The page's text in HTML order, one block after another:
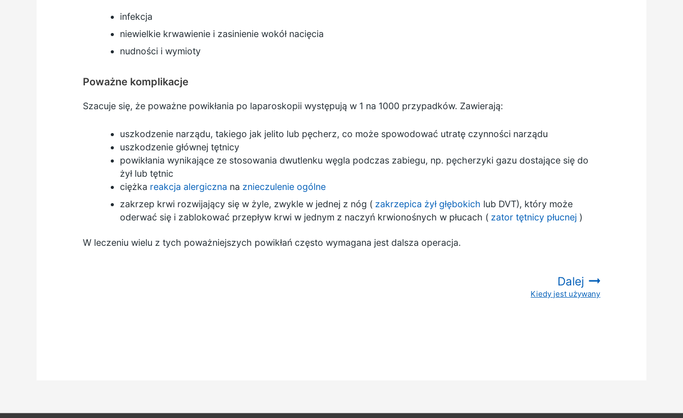
infekcja
niewielkie krwawienie i zasinienie wokół nacięcia
nudności i wymioty
Poważne komplikacje
Szacuje się, że poważne powikłania po laparoskopii występują w 1 na 1000 przypadków. Zawierają:
uszkodzenie narządu, takiego jak jelito lub pęcherz, co może spowodować utratę czynności narządu
uszkodzenie głównej tętnicy
powikłania wynikające ze stosowania dwutlenku węgla podczas zabiegu, np. pęcherzyki gazu dostające się do
żył lub tętnic
ciężka reakcja alergiczna na znieczulenie ogólne
zakrzep krwi rozwijający się w żyle, zwykle w jednej z nóg ( zakrzepica żył głębokich lub DVT), który może
oderwać się i zablokować przepływ krwi w jednym z naczyń krwionośnych w płucach ( zator tętnicy płucnej )
W leczeniu wielu z tych poważniejszych powikłań często wymagana jest dalsza operacja.
Dalej
:
Kiedy jest używany